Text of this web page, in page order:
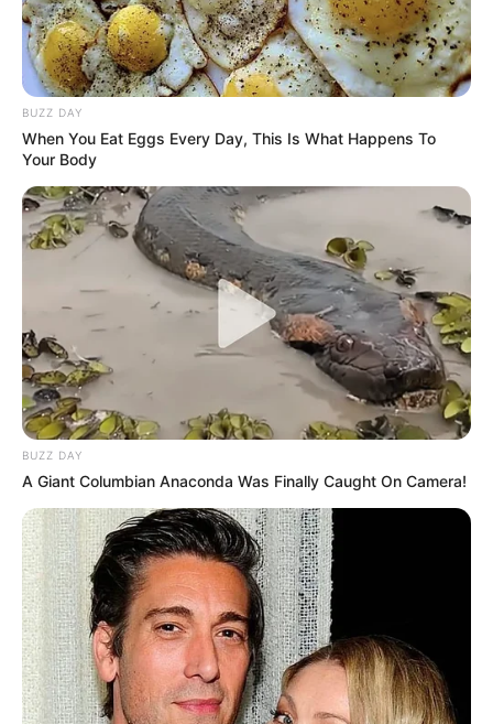
Retrouvez tous les jours lespronostics de la presse sur
cette page.
Vincennes d’autrefois
BUZZ DAY
When You Eat Eggs Every Day, This Is What Happens To
Your Body
BUZZ DAY
A Giant Columbian Anaconda Was Finally Caught On Camera!